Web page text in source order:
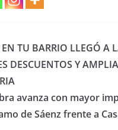
TU BARRIO LLEGÓ A
DESCUENTOS Y AMPLIA
avanza con mayor
de Sáenz frente a